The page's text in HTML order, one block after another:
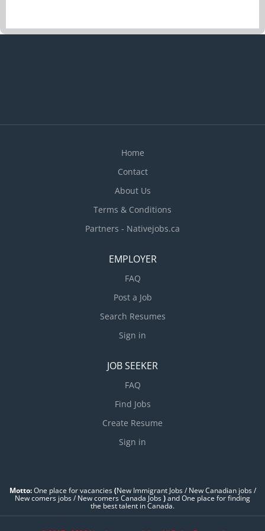
: déblayage mécanique et manuel, épandage
des espaces gazonnés....Home
Contact
About Us
Terms & Conditions
Partners - Nativejobs.ca
EMPLOYER
FAQ
Post a Job
Search Resumes
Sign in
JOB SEEKER
FAQ
Find Jobs
Create Resume
Sign in
Motto:One place for vacancies(New Immigrant Jobs / ‎New Canadian jobs /
New comers jobs / New comers Canada Jobs)and One place for finding
the best talent in Canada.